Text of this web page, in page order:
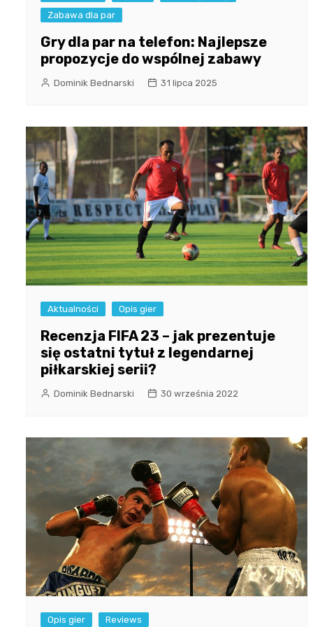
Zabawa dla par
Gry dla par na telefon: Najlepsze
propozycje do wspólnej zabawy
Dominik Bednarski 31 lipca 2025
Aktualności Opis gier
Recenzja FIFA 23 – jak prezentuje
się ostatni tytuł z legendarnej
piłkarskiej serii?
Dominik Bednarski 30 września 2022
Opis gier Reviews